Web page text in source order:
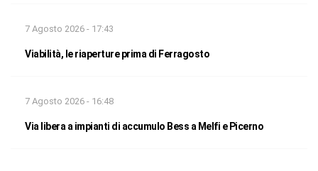
7 Agosto 2026 - 17:43
Viabilità, le riaperture prima di Ferragosto
7 Agosto 2026 - 16:48
Via libera a impianti di accumulo Bess a Melfi e Picerno